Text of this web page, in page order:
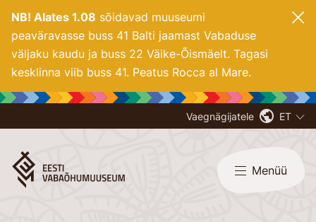
NB! Alates 1.08 sõidavad muuseumi
peaväravasse buss 41 Balti jaamast Vabaduse
väljaku kaudu ja buss 22 Väike-Õismäelt. Tagasi
kesklinna viib buss 41. Peatus Rocca al Mare.
Vaegnägijatele ET
Menüü